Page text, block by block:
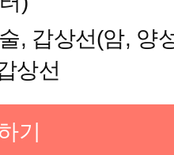
, 갑상선(암, 양
상선
기